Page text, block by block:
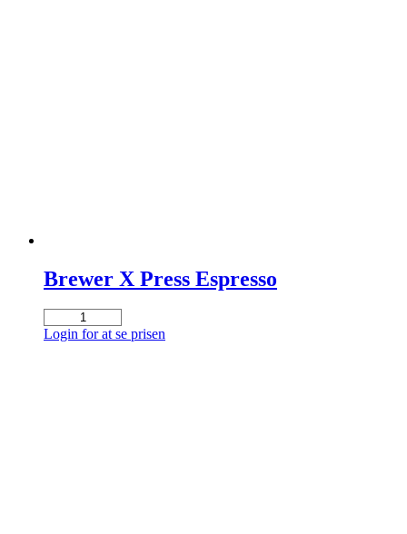
Brewer X Press Espresso
Brewer
X
Login for at se prisen